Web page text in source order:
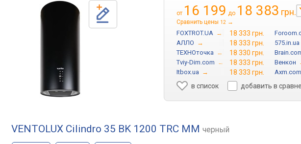
от 16 199 до 18 383 грн.
Сравнить цены 12 →
FOXTROT.UA → 18 333 грн.
АЛЛО → 18 333 грн. 575.in.ua
ТЕХНОточка → 18 330 грн.
Tviy-Dim.com → 18 333 грн. Венкон
Itbox.ua → 18 333 грн.
в список
добавить в
VENTOLUX Cilindro 35 BK 1200 TRC MM черный